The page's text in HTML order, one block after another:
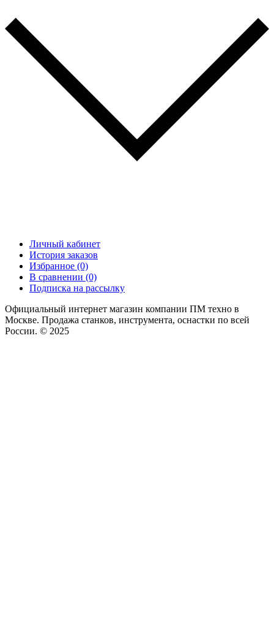
Личный кабинет
История заказов
Избранное (0)
В сравнении (0)
Подписка на рассылку
Официальный интернет магазин компании ПМ техно в
Москве. Продажа станков, инструмента, оснастки по всей
России. © 2025